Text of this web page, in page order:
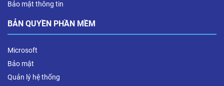
Bảo mật thông tin
BẢN QUYỀN PHẦN MỀM
Microsoft
Bảo mật
Quản lý hệ thống